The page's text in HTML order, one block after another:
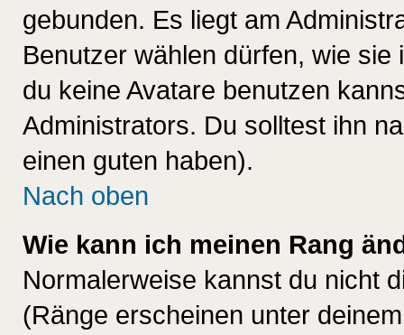
gebunden. Es liegt am
Benutzer wählen dürfen, wie
du keine Avatare benutzen
Administrators. Du solltest ihn
einen guten haben).
Nach oben
Wie kann ich meinen Rang
Normalerweise kannst du nicht
(Ränge erscheinen unter